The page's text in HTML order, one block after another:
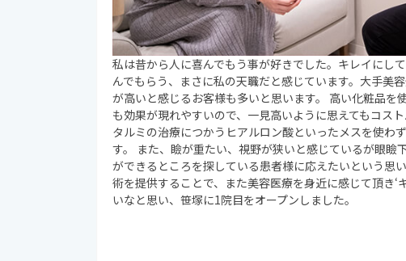
私は昔から人に喜んでもう事が好きでした。キレイにし
んでもらう、まさに私の天職だと感じています。大手美
が高いと感じるお客様も多いと思います。 高い化粧品
も効果が現れやすいので、一見高いように思えてもコス
タルミの治療につかうヒアルロン酸といったメスを使わ
す。 また、瞼が重たい、視野が狭いと感じているが眼
ができるところを探している患者様に応えたいという思
術を提供することで、また美容医療を身近に感じて頂き
いなと思い、笹塚に1院目をオープンしました。